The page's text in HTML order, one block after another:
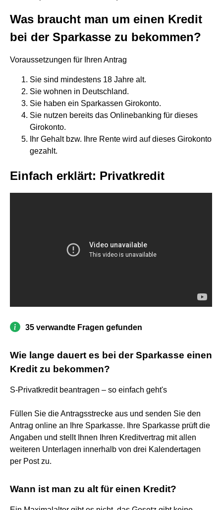
Was braucht man um einen Kredit
bei der Sparkasse zu bekommen?
Voraussetzungen für Ihren Antrag
Sie sind mindestens 18 Jahre alt.
Sie wohnen in Deutschland.
Sie haben ein Sparkassen Girokonto.
Sie nutzen bereits das Onlinebanking für dieses
Girokonto.
Ihr Gehalt bzw. Ihre Rente wird auf dieses Girokonto
gezahlt.
Einfach erklärt: Privatkredit
35 verwandte Fragen gefunden
Wie lange dauert es bei der Sparkasse einen
Kredit zu bekommen?
S-Privatkredit beantragen – so einfach geht's
Füllen Sie die Antragsstrecke aus und senden Sie den
Antrag online an Ihre Sparkasse. Ihre Sparkasse prüft die
Angaben und stellt Ihnen Ihren Kreditvertrag mit allen
weiteren Unterlagen innerhalb von drei Kalendertagen
per Post zu.
Wann ist man zu alt für einen Kredit?